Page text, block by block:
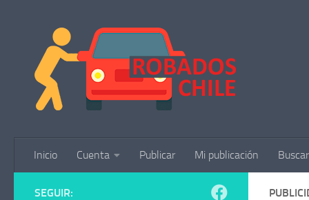
Inicio Cuenta Publicar Mi publicación Buscar
SEGUIR: